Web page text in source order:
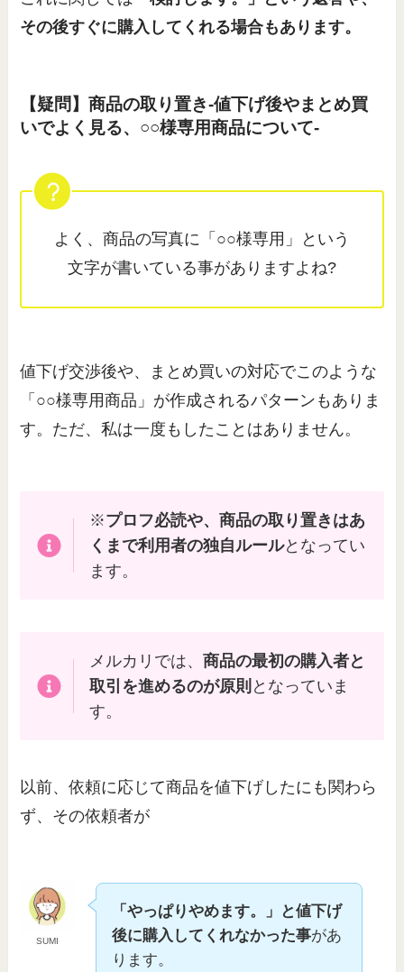
その後すぐに購入してくれる場合もあります。
【疑問】商品の取り置き-値下げ後やまとめ買
いでよく見る、○○様専用商品について-
よく、商品の写真に「○○様専用」という
文字が書いている事がありますよね?
値下げ交渉後や、まとめ買いの対応でこのような
「○○様専用商品」が作成されるパターンもありま
す。ただ、私は一度もしたことはありません。
※プロフ必読や、商品の取り置きはあ
くまで利用者の独自ルールとなってい
ます。
メルカリでは、 商品の最初の購入者と
取引を進めるのが原則 となっていま
す。
以前、依頼に応じて商品を値下げしたにも関わら
ず、その依頼者が
SUMI
「やっぱりやめます。」と値下げ
後に購入してくれなかった事があ
ります。